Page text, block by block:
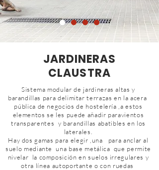
JARDINERAS
CLAUSTRA
Sistema modular de jardineras altas y
barandillas para delimitar terrazas en la acera
pública de negocios de hostelería ,a estos
elementos se les puede añadir paravientos
transparentes y barandillas abatibles en los
laterales.
Hay dos gamas para elegir ,una para anclar al
suelo mediante una base metálica que permite
nivelar la composición en suelos irregulares y
otra línea autoportante o con ruedas